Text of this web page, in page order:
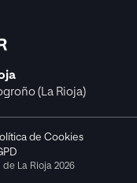
(La Rioja)
de Cookies
La Rioja 2026